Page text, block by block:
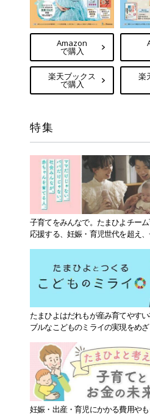
Amazon
で購入
楽天ブックス
で購入
楽
特集
子育てをみんなで。たまひよチー
応援する、妊娠・育児世代を超え
たまひよはだれもが産み育てやす
ブルなこどものミライの実現をめ
妊娠・出産・育児にかかる費用や